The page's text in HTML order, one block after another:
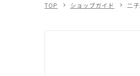
TOP ショップガイド 二